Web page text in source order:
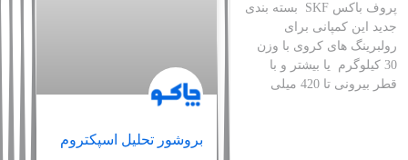
پروف باکس SKF بسته بندی
جدید این کمپانی برای
رولبرینگ های کروی با وزن
30 کیلوگرم یا بیشتر و با
قطر بیرونی تا 420 میلی
بروشور تحلیل اسپکتروم